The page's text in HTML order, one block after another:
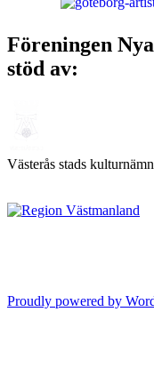
Föreningen
stöd av:
Västerås stads
Proudly powered by